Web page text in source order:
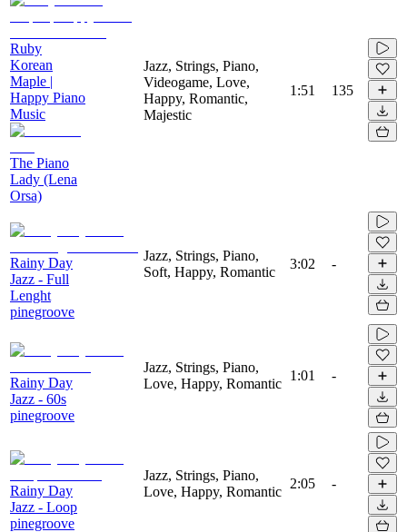
Ruby
Korean
Maple |
Happy Piano
Music
The Piano
Lady (Lena
Orsa)
Jazz, Strings, Piano,
Videogame, Love,
Happy, Romantic,
Majestic
1:51 135
Rainy Day
Jazz - Full
Lenght
pinegroove
Jazz, Strings, Piano,
Soft, Happy, Romantic
3:02 -
Rainy Day
Jazz - 60s
pinegroove
Jazz, Strings, Piano,
Love, Happy, Romantic
1:01 -
Rainy Day
Jazz - Loop
pinegroove
Jazz, Strings, Piano,
Love, Happy, Romantic
2:05 -